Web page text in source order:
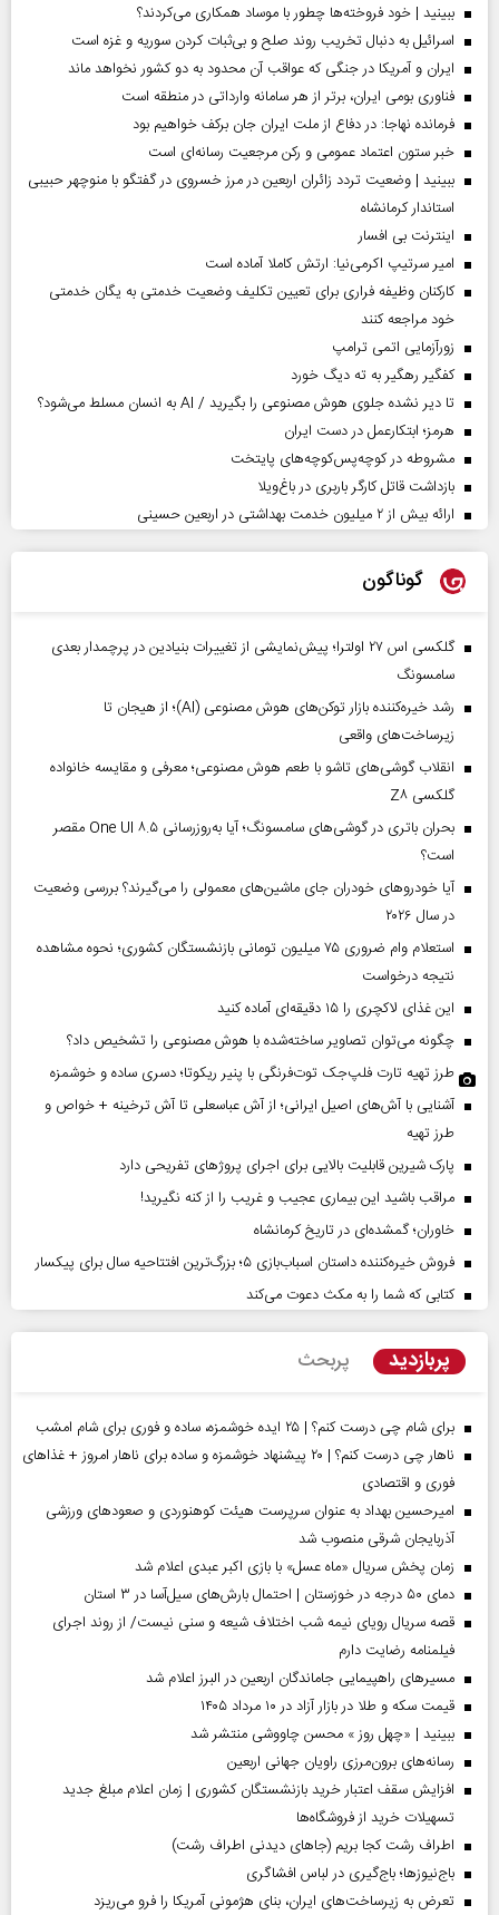
ببینید | خود فروخته‌ها چطور با موساد همکاری می‌کردند؟
اسرائیل به دنبال تخریب روند صلح و بی‌ثبات کردن سوریه و غزه است
ایران و آمریکا در جنگی که عواقب آن محدود به دو کشور نخواهد ماند
فناوری بومی ایران، برتر از هر سامانه وارداتی در منطقه است
فرمانده نهاجا: در دفاع از ملت ایران جان برکف خواهیم بود
خبر ستون اعتماد عمومی و رکن مرجعیت رسانه‌ای است
ببینید | وضعیت تردد زائران اربعین در مرز خسروی در گفتگو با منوچهر حبیبی
استاندار کرمانشاه
اینترنت بی افسار
امیر سرتیپ اکرمی‌نیا: ارتش کاملا آماده است
کارکنان وظیفه فراری برای تعیین تکلیف وضعیت خدمتی به یگان خدمتی
خود مراجعه کنند
زورآزمایی اتمی ترامپ
کفگیر رهگیر به ته دیگ خورد
تا دیر نشده جلوی هوش مصنوعی را بگیرید / AI به انسان مسلط می‌شود؟
هرمز؛ ابتکارعمل در دست ایران
مشروطه در کوچه‌پس‌کوچه‌های پایتخت
بازداشت قاتل کارگر باربری در باغ‌ویلا
ارائه بیش از ۲ میلیون خدمت بهداشتی در اربعین حسینی
گوناگون
گلکسی اس ۲۷ اولترا؛ پیش‌نمایشی از تغییرات بنیادین در پرچمدار بعدی
سامسونگ
رشد خیره‌کننده بازار توکن‌های هوش مصنوعی (AI)؛ از هیجان تا
زیرساخت‌های واقعی
انقلاب گوشی‌های تاشو‌ با طعم هوش مصنوعی؛ معرفی و مقایسه خانواده
گلکسی Z۸
بحران باتری در گوشی‌های سامسونگ؛ آیا به‌روزرسانی One UI ۸.۵ مقصر
است؟
آیا خودروهای خودران جای ماشین‌های معمولی را می‌گیرند؟ بررسی وضعیت
در سال ۲۰۲۶
استعلام وام ضروری ۷۵ میلیون تومانی بازنشستگان کشوری؛ نحوه مشاهده
نتیجه درخواست
این غذای لاکچری را ۱۵ دقیقه‌ای آماده کنید
چگونه می‌توان تصاویر ساخته‌شده با هوش مصنوعی را تشخیص داد؟
طرز تهیه تارت فلپ‌جک توت‌فرنگی با پنیر ریکوتا؛ دسری ساده و خوشمزه
آشنایی با آش‌های اصیل ایرانی؛ از آش عباسعلی تا آش ترخینه + خواص و
طرز تهیه
پارک شیرین قابلیت‌ بالایی برای اجرای پروژهای تفریحی دارد
مراقب باشید این بیماری عجیب و غریب را از کنه نگیرید!
خاوران؛ گمشده‌ای در تاریخ کرمانشاه
فروش خیره‌کننده داستان اسباب‌بازی ۵؛ بزرگ‌ترین افتتاحیه سال برای پیکسار
کتابی که شما را به مکث دعوت می‌کند
پربازدید پربحث
برای شام چی درست کنم؟ | ۲۵ ایده خوشمزه، ساده و فوری برای شام امشب
ناهار چی درست کنم؟ | ۲۰ پیشنهاد خوشمزه و ساده برای ناهار امروز + غذاهای
فوری و اقتصادی
امیرحسین بهداد به عنوان سرپرست هیئت کوهنوردی و صعودهای ورزشی
آذربایجان شرقی منصوب شد
زمان پخش سریال «ماه عسل» با بازی اکبر عبدی اعلام شد
دمای ۵۰ درجه در خوزستان | احتمال بارش‌های سیل‌آسا در ۳ استان
قصه سریال رویای نیمه شب اختلاف شیعه و سنی نیست/ از روند اجرای
فیلمنامه رضایت دارم
مسیر‌های راهپیمایی جاماندگان اربعین در البرز اعلام شد
قیمت سکه و طلا در بازار آزاد در ۱۰ مرداد ۱۴۰۵
ببینید | «چهل روز » محسن چاووشی منتشر شد
رسانه‌های برون‌مرزی راویان جهانی اربعین
افزایش سقف اعتبار خرید بازنشستگان کشوری | زمان اعلام مبلغ جدید
تسهیلات خرید از فروشگاه‌ها
اطراف رشت کجا بریم (جاهای دیدنی اطراف رشت)
باج‌نیوزها؛ باج‌گیری در لباس افشاگری
تعرض به زیرساخت‌های ایران، بنای هژمونی آمریکا را فرو می‌ریزد